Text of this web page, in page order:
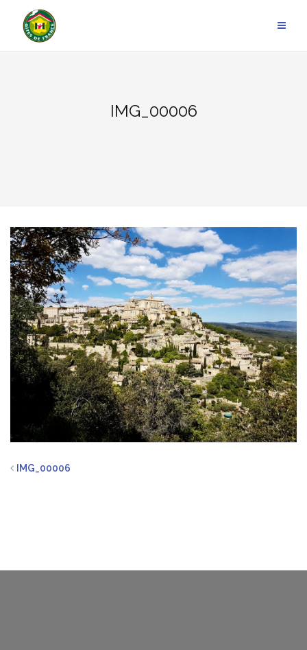
contenu
IMG_00006
IMG_00006